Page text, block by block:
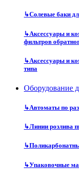
↳Солевые баки
↳Аксессуары и
фильтров
↳Аксессуары и
типа
Оборудование
↳Автоматы по
↳Линии розлива
↳
↳Упаковочные